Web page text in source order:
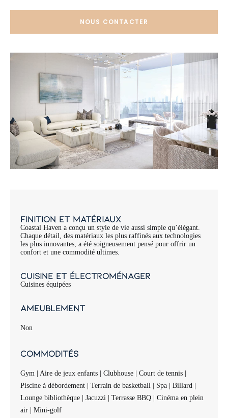
NOUS CONTACTER
Finition et matériaux
Coastal Haven a conçu un style de vie aussi simple qu’élégant.
Chaque détail, des matériaux les plus raffinés aux technologies
les plus innovantes, a été soigneusement pensé pour offrir un
confort et une commodité ultimes.
Cuisine et électroménager
Cuisines équipées
Ameublement
Non
Commodités
Gym | Aire de jeux enfants | Clubhouse | Court de tennis |
Piscine à débordement | Terrain de basketball | Spa | Billard |
Lounge bibliothèque | Jacuzzi | Terrasse BBQ | Cinéma en plein
air | Mini-golf